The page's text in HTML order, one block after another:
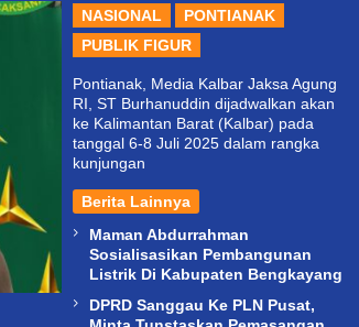
NASIONAL
PONTIANAK
PUBLIK FIGUR
Pontianak, Media Kalbar Jaksa Agung
RI, ST Burhanuddin dijadwalkan akan
ke Kalimantan Barat (Kalbar) pada
tanggal 6-8 Juli 2025 dalam rangka
kunjungan
Berita Lainnya
Maman Abdurrahman
Sosialisasikan Pembangunan
Listrik Di Kabupaten Bengkayang
DPRD Sanggau Ke PLN Pusat,